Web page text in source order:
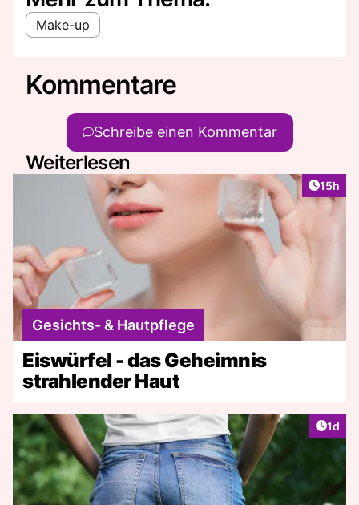
Make-up
Kommentare
Schreibe einen Kommentar
Weiterlesen
Artikel
15h
Gesichts- & Hautpflege
Eiswürfel - das Geheimnis
strahlender Haut
1d